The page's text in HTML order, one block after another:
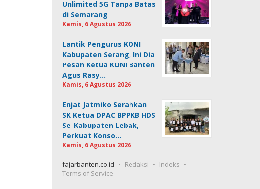
Unlimited 5G Tanpa Batas
di Semarang
Kamis, 6 Agustus 2026
Lantik Pengurus KONI
Kabupaten Serang, Ini Dia
Pesan Ketua KONI Banten
Agus Rasy…
Kamis, 6 Agustus 2026
Enjat Jatmiko Serahkan
SK Ketua DPAC BPPKB HDS
Se-Kabupaten Lebak,
Perkuat Konso…
Kamis, 6 Agustus 2026
fajarbanten.co.id Redaksi
Indeks
Terms of Service